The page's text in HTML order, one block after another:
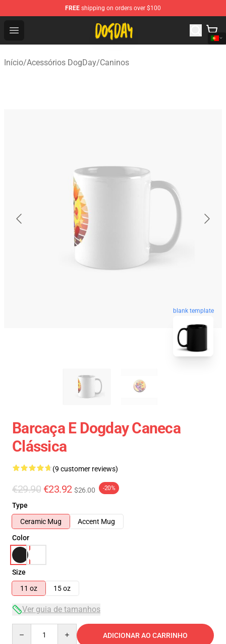
FREE shipping on orders over $100
Open menu
DogDay Store - Official DogDay Merchandise Shop
Início/Acessórios DogDay/Caninos
blank template
Barcaça E Dogday Caneca
Clássica
(9 customer reviews)
€29.90 €23.92 $26.00 -20%
Type
Ceramic Mug
Accent Mug
Color
Size
11 oz
15 oz
Ver guia de tamanhos
ADICIONAR AO CARRINHO